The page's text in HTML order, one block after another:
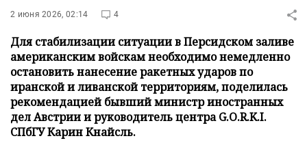
2 июня 2026, 02:14 4
Для стабилизации ситуации в Персидском заливе
американским войскам необходимо немедленно
остановить нанесение ракетных ударов по
иранской и ливанской территориям, поделилась
рекомендацией бывший министр иностранных
дел Австрии и руководитель центра G.O.R.K.I.
СПбГУ Карин Кнайсль.